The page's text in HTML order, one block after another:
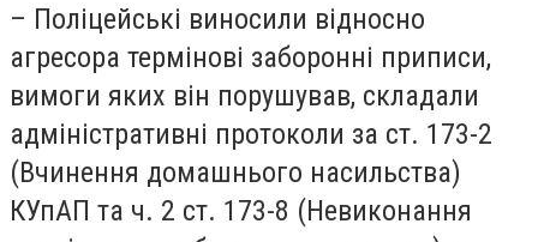
– Поліцейські виносили відносно
агресора термінові заборонні приписи,
вимоги яких він порушував, складали
адміністративні протоколи за ст. 173-2
(Вчинення домашнього насильства)
КУпАП та ч. 2 ст. 173-8 (Невиконання